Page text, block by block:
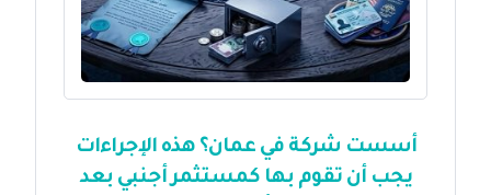
أسست شركة في عمان؟ هذه الإجراءات
يجب أن تقوم بها كمستثمر أجنبي بعد